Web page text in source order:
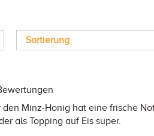
Sortierung
den Minz-Honig hat eine frische
als Topping auf Eis super.